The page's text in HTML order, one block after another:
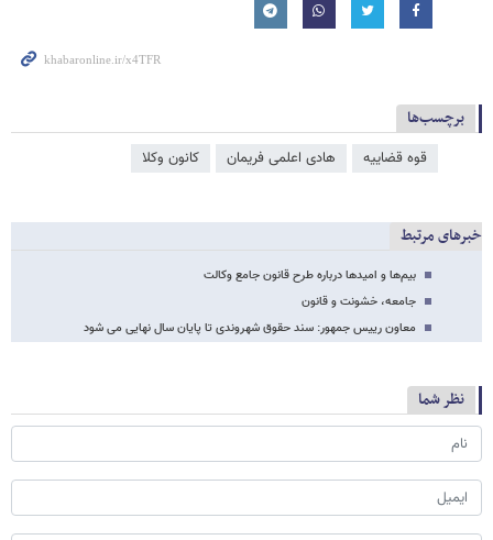
برچسب‌ها
قوه قضاییه هادی اعلمی فریمان کانون وکلا
خبرهای مرتبط
بیم‌ها و امیدها درباره طرح قانون جامع وکالت
جامعه، خشونت و قانون
معاون رییس جمهور: سند حقوق شهروندی تا پایان سال نهایی می شود
نظر شما